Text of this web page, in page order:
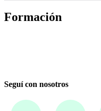
Formación
Seguí con nosotros